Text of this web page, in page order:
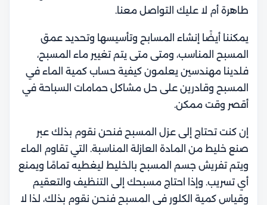
طاهرة أم لا عليك التواصل معنا.
يمكننا أيضًا إنشاء المسابح وتأسيسها وتحديد عمق
المسبح المناسب، ومتى متى يتم تغيير ماء المسبح،
فلدينا مهندسين يعلمون كيفية حساب كمية الماء في
المسبح وقادرين على حل مشاكل حمامات السباحة في
أقصر وقت ممكن.
إن كنت تحتاج إلى عزل المسبح فنحن نقوم بذلك عبر
صنع خليط من المادة العازلة المناسبة. التي تقاوم الماء
ويتم تفريش جسم المسبح بالخليط ليغطيه تمامًا ويمنع
أي تسريب. وإذا احتاج مسبحك إلى التنظيف والتعقيم
وقياس كمية الكلور في المسبح فنحن نقوم بذلك، لذا لا